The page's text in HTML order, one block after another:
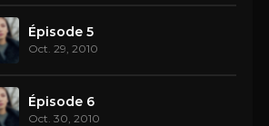
Épisode 5
Oct. 29, 2010
Épisode 6
Oct. 30, 2010